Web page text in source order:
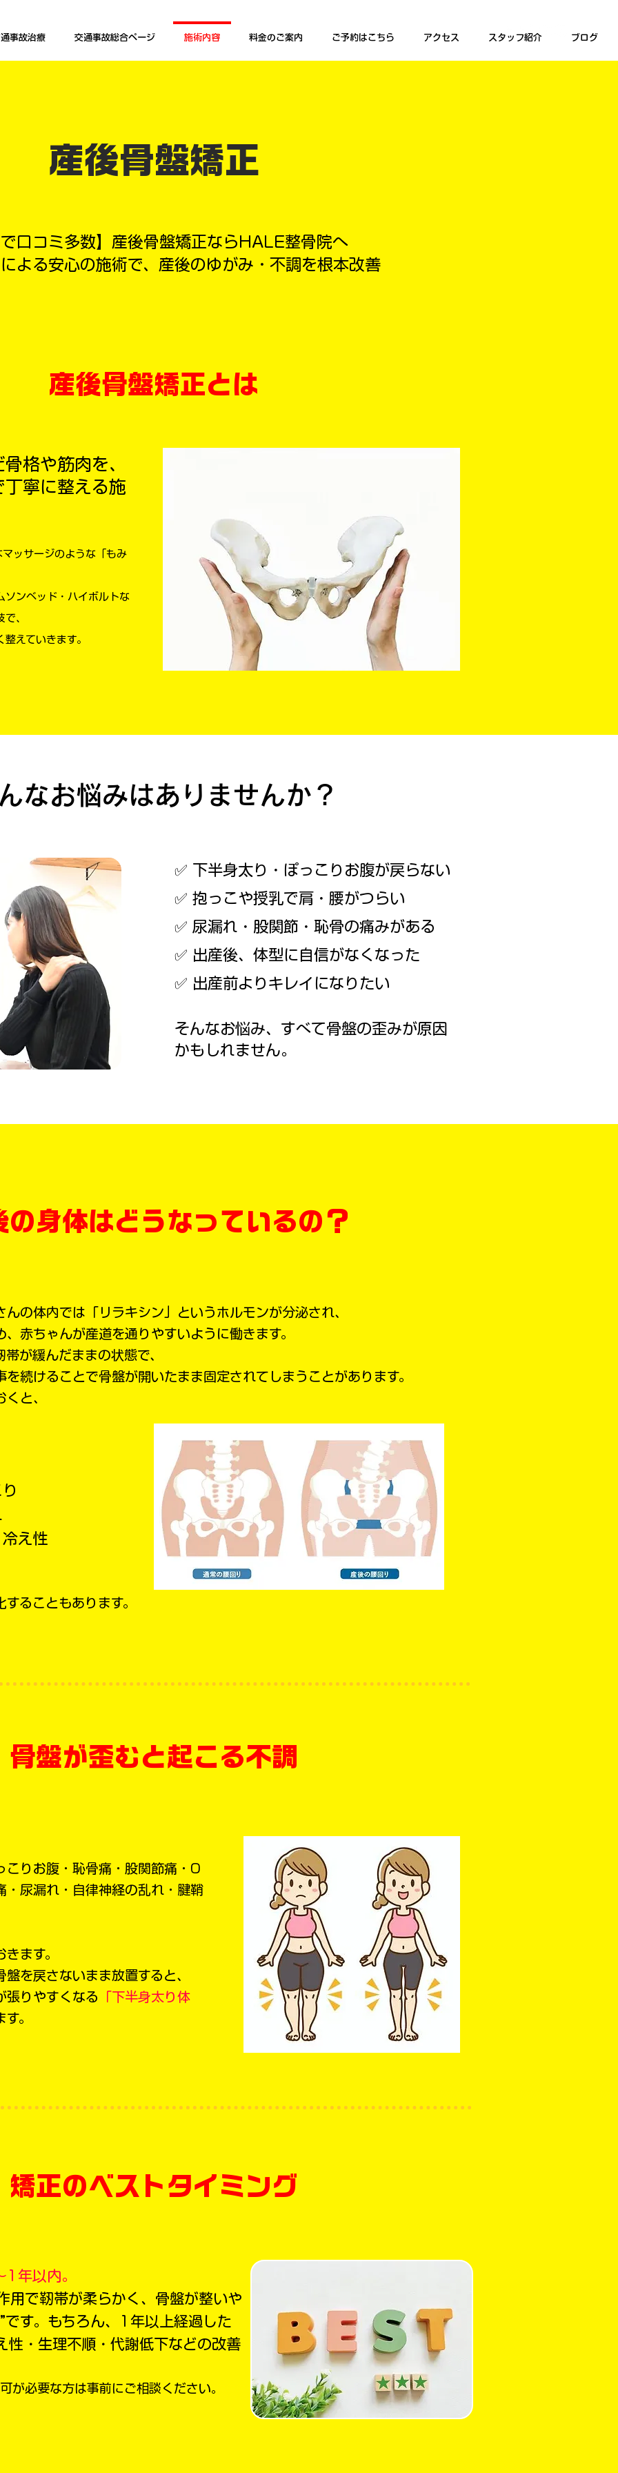
事故治療 交通事故総合ページ 施術内容 料金のご案内 ご予約はこちら アクセス スタッフ紹介 ブログ
産後骨盤矯正
口コミ多数】産後骨盤矯正ならHALE整骨院へ
よる安心の施術で、産後のゆがみ・不調を根本改善
産後骨盤矯正とは
格や筋肉を、
寧に整える施
ッサージのような「もみ
ソンベッド・ハイボルトな
、
えていきます。
なお悩みはありませんか？
✅ 下半身太り・ぽっこりお腹が戻らない
✅ 抱っこや授乳で肩・腰がつらい
✅ 尿漏れ・股関節・恥骨の痛みがある
✅ 出産後、体型に自信がなくなった
✅ 出産前よりキレイになりたい
そんなお悩み、すべて骨盤の歪みが原因
かもしれません。
の身体はどうなっているの？
んの体内では「リラキシン」というホルモンが分泌され、
赤ちゃんが産道を通りやすいように働きます。
が緩んだままの状態で、
を続けることで骨盤が開いたまま固定されてしまうことがあります。
と、
え性
ることもあります。
骨盤が歪むと起こる不調
こりお腹 ・恥骨痛・股関節痛・O
・尿漏れ・自律神経の乱れ ・腱鞘
ます。
を戻さないまま放置すると、
張りやすくなる
「下半身太り体
。
矯正のベストタイミング
年以内。
用で靭帯が柔らかく、骨盤が整いや
す。 もちろん、1年以上経過した
性・生理不順・代謝低下などの改善
が必要な方は事前にご相談ください。